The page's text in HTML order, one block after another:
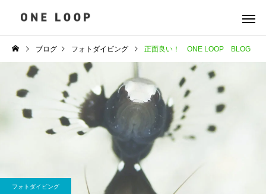
ブログ フォトダイビング 正面良い！ ONE LOOP BLOG
フォトダイビング